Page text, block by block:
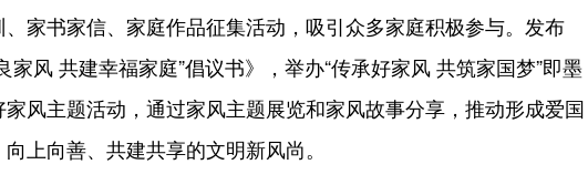
家书家信、家庭作品征集活动，吸引众多家庭积极参与。发布
家风 共建幸福家庭”倡议书》，举办“传承好家风 共筑家国梦”即墨
风主题活动，通过家风主题展览和家风故事分享，推动形成爱国
上向善、共建共享的文明新风尚。